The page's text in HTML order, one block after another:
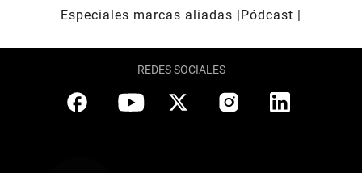
Especiales marcas aliadas
Pódcast
REDES SOCIALES